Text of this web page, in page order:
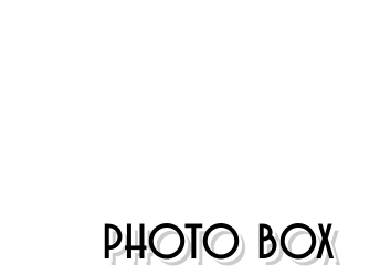
​photo box